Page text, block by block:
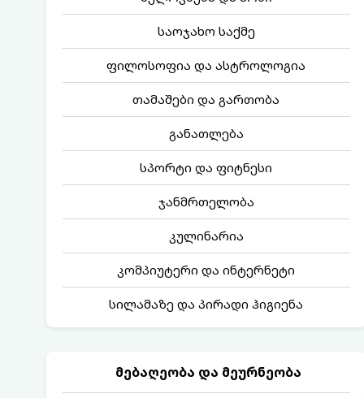
საოჯახო საქმე
ფილოსოფია და ასტროლოგია
თამაშები და გართობა
განათლება
სპორტი და ფიტნესი
ჯანმრთელობა
კულინარია
კომპიუტერი და ინტერნეტი
სილამაზე და პირადი ჰიგიენა
მებაღეობა და მეურნეობა